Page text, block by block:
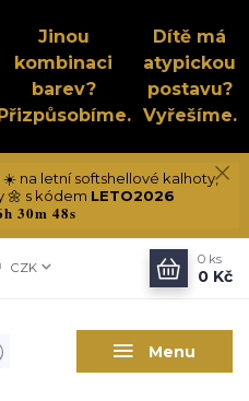
Jinou
kombinaci
barev?
Dítě má
atypickou
postavu?
Vyřešíme.
☀️ na letní softshellové kalhoty,
🌼 s kódem LETO2026
30m 48s
Menu
CZK
0 ks
0 Kč